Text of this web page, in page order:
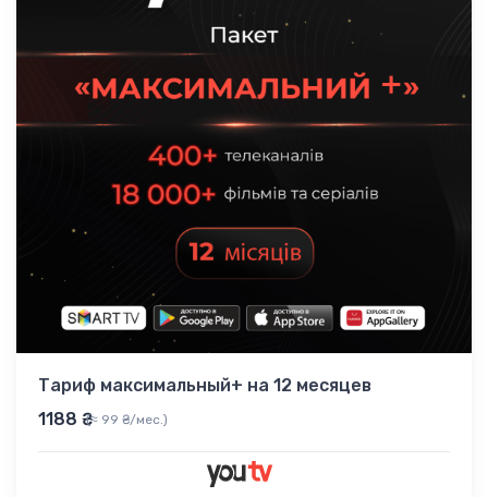
Тариф максимальный+ на 12 месяцев
1188 ₴
(≈ 99 ₴/мес.)